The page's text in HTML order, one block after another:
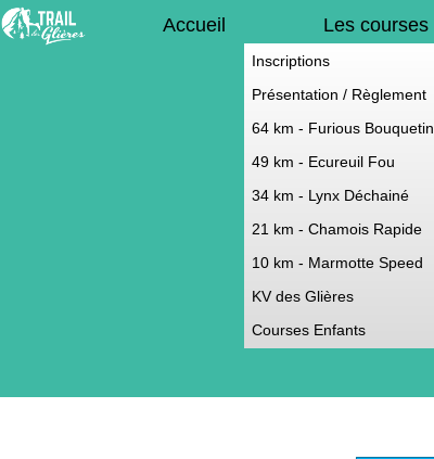
Accueil Les courses
Inscriptions
Présentation / Règlement
64 km - Furious Bouquetin
49 km - Ecureuil Fou
34 km - Lynx Déchainé
21 km - Chamois Rapide
10 km - Marmotte Speed
KV des Glières
Courses Enfants